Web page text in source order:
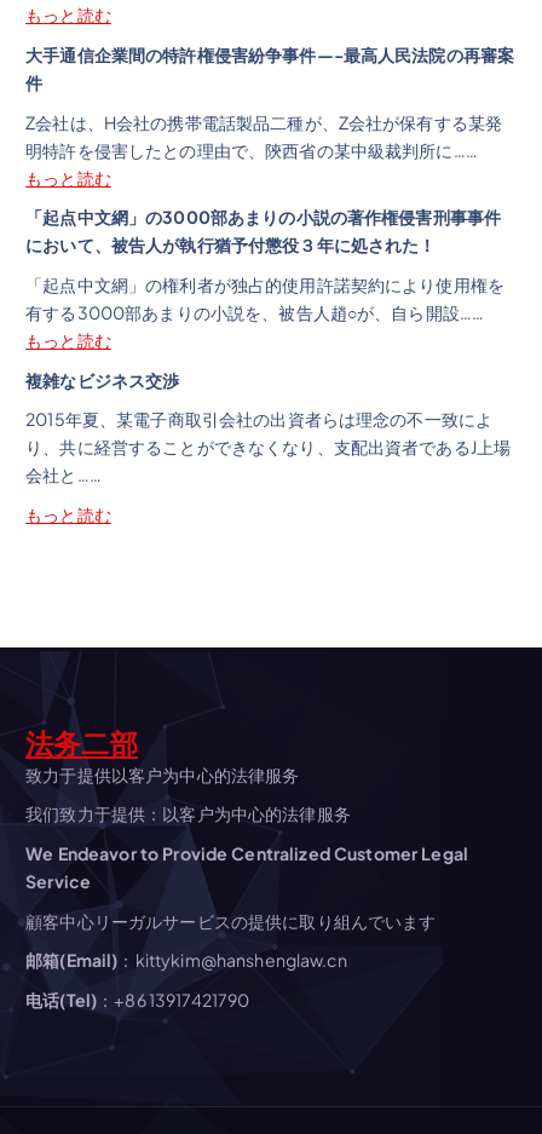
もっと読む
大手通信企業間の特許権侵害紛争事件—-最高人民法院の再審案
件
Z会社は、H会社の携帯電話製品二種が、Z会社が保有する某発
明特許を侵害したとの理由で、陝西省の某中級裁判所に……
もっと読む
「起点中文網」の3000部あまりの小説の著作権侵害刑事事件
において、被告人が執行猶予付懲役３年に処された！
「起点中文網」の権利者が独占的使用許諾契約により使用権を
有する3000部あまりの小説を、被告人趙○が、自ら開設……
もっと読む
複雑なビジネス交渉
2015年夏、某電子商取引会社の出資者らは理念の不一致によ
り、共に経営することができなくなり、支配出資者であるJ上場
会社と……
もっと読む
法务二部
致力于提供以客户为中心的法律服务
我们致力于提供：以客户为中心的法律服务
We Endeavor to Provide Centralized Customer Legal
Service
顧客中心リーガルサービスの提供に取り組んでいます
邮箱(Email) ：kittykim@hanshenglaw.cn
电话(Tel) ：+86 13917421790